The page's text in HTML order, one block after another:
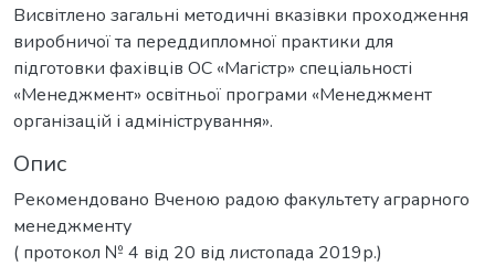
Висвітлено загальні методичні вказівки проходження
виробничої та переддипломної практики для
підготовки фахівців ОС «Магістр» спеціальності
«Менеджмент» освітньої програми «Менеджмент
організацій і адміністрування».
Опис
Рекомендовано Вченою радою факультету аграрного
менеджменту
( протокол № 4 від 20 від листопада 2019р.)